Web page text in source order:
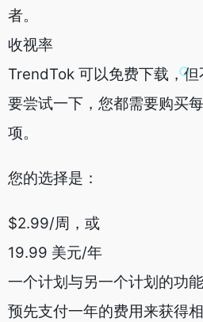
者。
收视率
TrendTok 可以免费下载，
要尝试一下，您都需要购买
项。
您的选择是：
$2.99/周，或
19.99 美元/年
一个计划与另一个计划的功
预先支付一年的费用来获得